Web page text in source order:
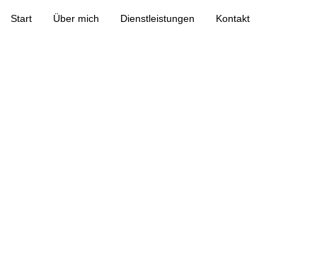
Start Über mich Dienstleistungen Kontakt